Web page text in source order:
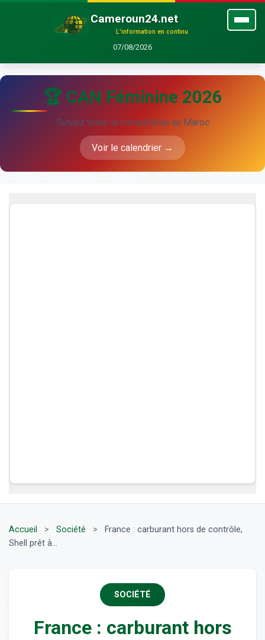
Cameroun24.net
L'information en continu
07/08/2026
🏆 CAN Féminine 2026
Suivez toute la compétition au Maroc
Voir le calendrier →
Accueil > Société >
France : carburant hors de contrôle,
Shell prêt à...
SOCIÉTÉ
France : carburant hors